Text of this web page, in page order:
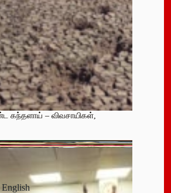
கந்தளாய் – விவசாயிகள்,
உறுப்பினர் திடீர் ராஜினாமா!